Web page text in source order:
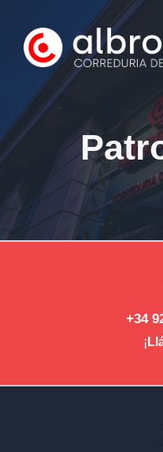
contenido
+34
¡